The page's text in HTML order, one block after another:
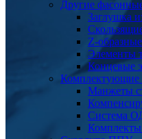
Другие
Заглушка
Z-
Элементы
Концевые
Комплектующие
Манжеты
Система
Комплекты